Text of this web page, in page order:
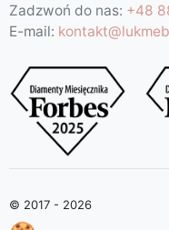
Zadzwoń do nas: +48
E-mail:
© 2017 - 2026